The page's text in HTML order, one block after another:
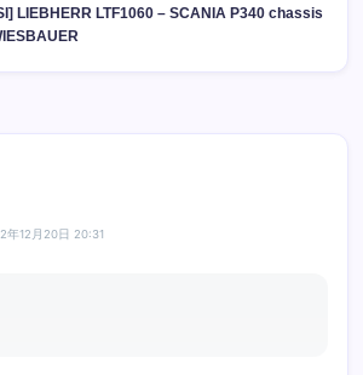
LIEBHERR LTF1060 – SCANIA P340 chassis
年12月20日 20:31